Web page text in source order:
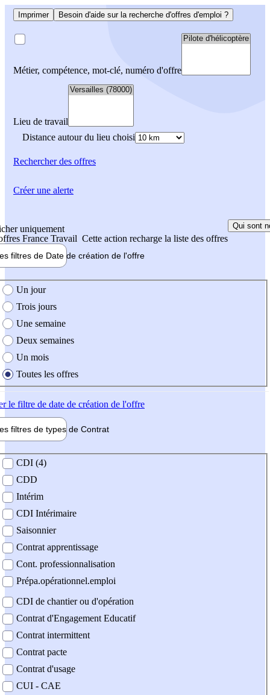
Imprimer Besoin d'aide sur la recherche d'offres d'emploi ?
Métier, compétence, mot-clé, numéro d'offre
Lieu de travail
Distance autour du lieu choisi
Rechercherdes offres
uniquement
France Travail Cette action recharge la liste des offres
Qui sont
filtres de Date de création de l'offre
création de l'offre
Un jour
Trois jours
Une semaine
Deux semaines
Un mois
Toutes les offres
le filtre de date de création de l'offre
filtres de types de Contrat
contrat
CDI (4)
CDD
Intérim
CDI Intérimaire
Saisonnier
Contrat apprentissage
Cont. professionnalisation
Prépa.opérationnel.emploi
CDI de chantier ou d'opération
Contrat d'Engagement Educatif
Contrat intermittent
Contrat pacte
Contrat d'usage
CUI - CAE
Créer une alerte